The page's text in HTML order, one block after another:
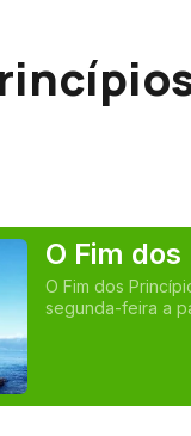
O Fim
O Fim dos
segunda-feira a partir
novos princípios.
busca pelo cumprimento